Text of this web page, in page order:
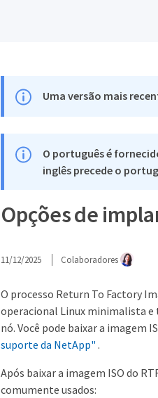
Uma versão mais
O português é
inglês precede o
Opções de
11/12/2025 Colaboradores
O processo Return To Factory
operacional Linux minimalista
nó. Você pode baixar a imagem
suporte da NetApp" .
Após baixar a imagem ISO do
comumente usados: